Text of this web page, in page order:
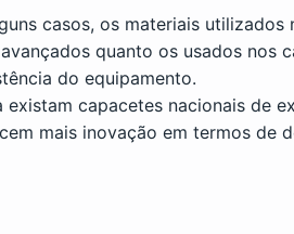
casos, os materiais
quanto os usados nos
do equipamento.
existam capacetes nacionais de
mais inovação em termos de